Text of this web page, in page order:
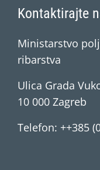
Kontaktirajte
Ministarstvo
ribarstva
Ulica Grada
10 000 Zagreb
Telefon: ++385